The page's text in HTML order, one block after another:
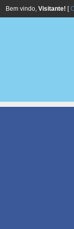
Bem vindo, Visitante! [